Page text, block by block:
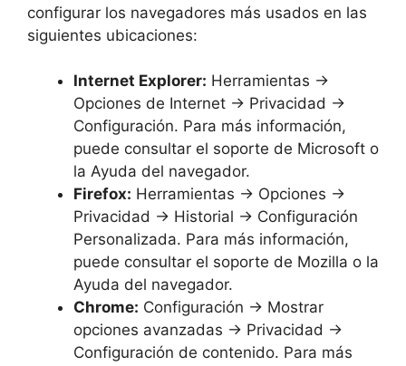
configurar los navegadores más usados en las
siguientes ubicaciones:
Internet Explorer: Herramientas ->
Opciones de Internet -> Privacidad ->
Configuración. Para más información,
puede consultar el soporte de Microsoft o
la Ayuda del navegador.
Firefox: Herramientas -> Opciones ->
Privacidad -> Historial -> Configuración
Personalizada. Para más información,
puede consultar el soporte de Mozilla o la
Ayuda del navegador.
Chrome: Configuración -> Mostrar
opciones avanzadas -> Privacidad ->
Configuración de contenido. Para más